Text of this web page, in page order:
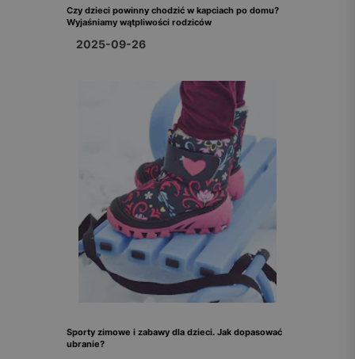
Czy dzieci powinny chodzić w kapciach po domu?
Wyjaśniamy wątpliwości rodziców
2025-09-26
Sporty zimowe i zabawy dla dzieci. Jak dopasować
ubranie?